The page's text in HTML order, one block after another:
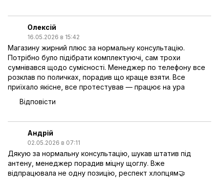
Олексій
16.05.2026 в 15:42
Магазину жирний плюс за нормальну консультацію.
Потрібно було підібрати комплектуючі, сам трохи
сумнівався щодо сумісності. Менеджер по телефону все
розклав по поличках, порадив що краще взяти. Все
приїхало якісне, все протестував — працює на ура
Відповісти
Андрій
02.05.2026 в 07:11
Дякую за нормальну консультацію, шукав штатив під
антену, менеджер порадив міцну щоглу. Вже
відпрацювала не одну позицію, респект хлопцям🤝